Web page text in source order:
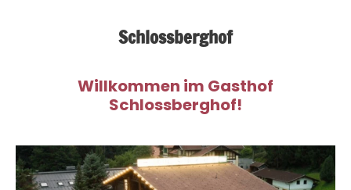
Schlossberghof
Willkommen im Gasthof
Schlossberghof!